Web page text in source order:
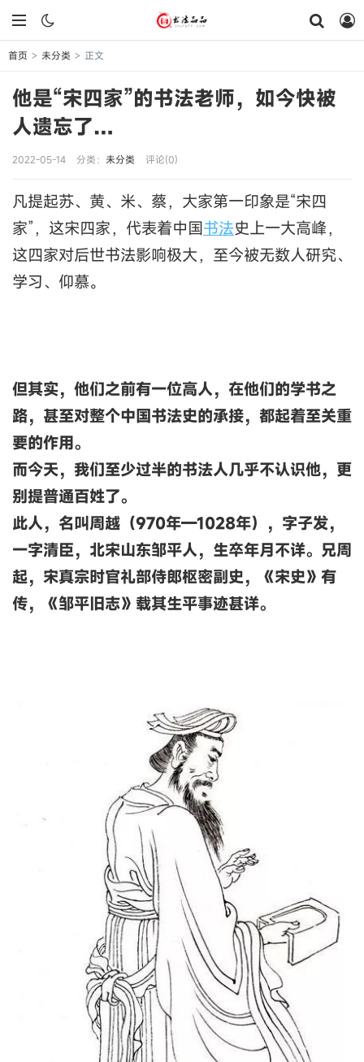
首页 > 未分类 > 正文
他是“宋四家”的书法老师，如今快被
人遗忘了…
2022-05-14 分类： 未分类 评论(0)
凡提起苏、黄、米、蔡，大家第一印象是“宋四
家”，这宋四家，代表着中国书法史上一大高峰，
这四家对后世书法影响极大，至今被无数人研究、
学习、仰慕。
但其实，他们之前有一位高人，在他们的学书之
路，甚至对整个中国书法史的承接，都起着至关重
要的作用。
而今天，我们至少过半的书法人几乎不认识他，更
别提普通百姓了。
此人，名叫周越（970年—1028年），字子发，
一字清臣，北宋山东邹平人，生卒年月不详。兄周
起，宋真宗时官礼部侍郎枢密副史，《宋史》有
传，《邹平旧志》载其生平事迹甚详。